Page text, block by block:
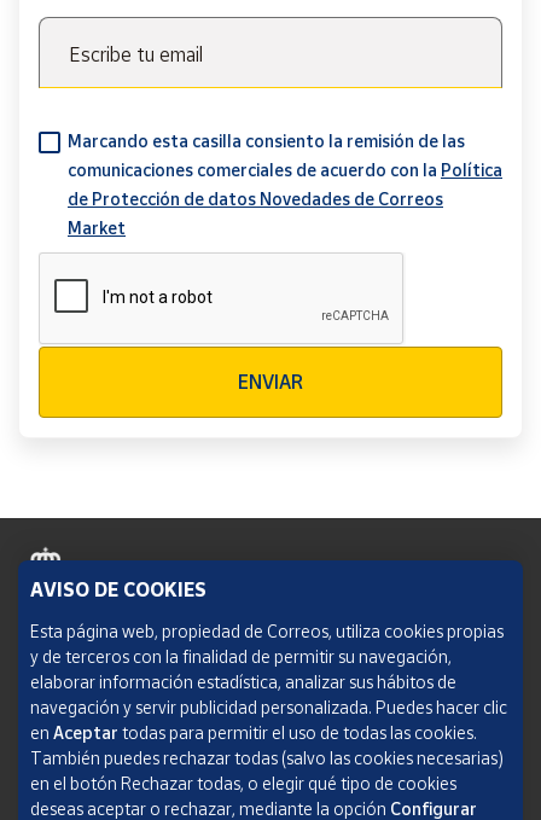
Escribe tu email
Marcando esta casilla consiento la remisión de las
comunicaciones comerciales de acuerdo con la Política
de Protección de datos Novedades de Correos
Market
ENVIAR
Política de cookies
Aviso legal
Condiciones del servicio
Política de Privacidad Web
AVISO DE COOKIES
Esta página web, propiedad de Correos, utiliza cookies propias
y de terceros con la finalidad de permitir su navegación,
elaborar información estadística, analizar sus hábitos de
navegación y servir publicidad personalizada. Puedes hacer clic
en Aceptar todas para permitir el uso de todas las cookies.
También puedes rechazar todas (salvo las cookies necesarias)
en el botón Rechazar todas, o elegir qué tipo de cookies
deseas aceptar o rechazar, mediante la opción Configurar